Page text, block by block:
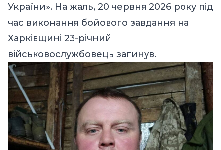
України». На жаль, 20 червня 2026 року під
час виконання бойового завдання на
Харківщині 23-річний
військовослужбовець загинув.